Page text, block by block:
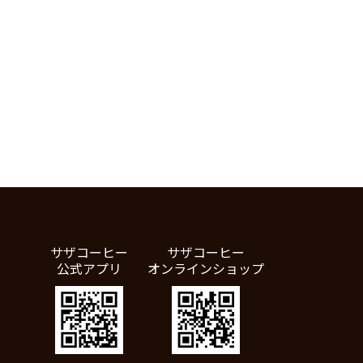
サザコーヒー
公式アプリ
サザコーヒー
オンラインショップ